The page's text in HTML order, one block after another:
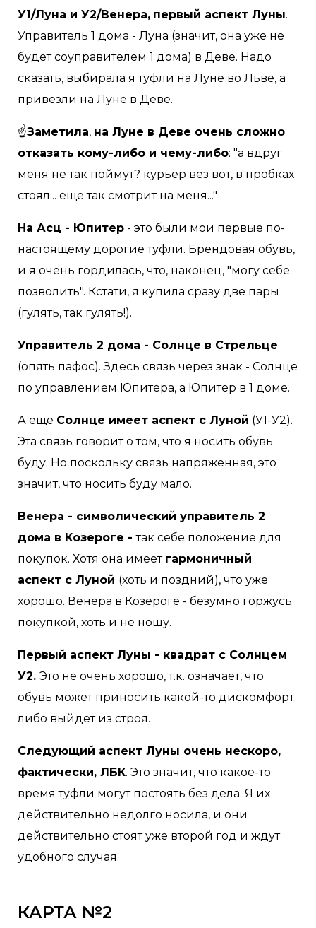
У1/Луна и У2/Венера, первый аспект Луны.
Управитель 1 дома - Луна (значит, она уже не
будет соуправителем 1 дома) в Деве. Надо
сказать, выбирала я туфли на Луне во Льве, а
привезли на Луне в Деве.
☝Заметила, на Луне в Деве очень сложно
отказать кому-либо и чему-либо: "а вдруг
меня не так поймут? курьер вез вот, в пробках
стоял... еще так смотрит на меня..."
На Асц - Юпитер - это были мои первые по-
настоящему дорогие туфли. Брендовая обувь,
и я очень гордилась, что, наконец, "могу себе
позволить". Кстати, я купила сразу две пары
(гулять, так гулять!).
Управитель 2 дома - Солнце в Стрельце
(опять пафос). Здесь связь через знак - Солнце
по управлением Юпитера, а Юпитер в 1 доме.
А еще Солнце имеет аспект с Луной (У1-У2).
Эта связь говорит о том, что я носить обувь
буду. Но поскольку связь напряженная, это
значит, что носить буду мало.
Венера - символический управитель 2
дома в Козероге -так себе положение для
покупок. Хотя она имеет гармоничный
аспект с Луной (хоть и поздний), что уже
хорошо. Венера в Козероге - безумно горжусь
покупкой, хоть и не ношу.
Первый аспект Луны - квадрат с Солнцем
У2. Это не очень хорошо, т.к. означает, что
обувь может приносить какой-то дискомфорт
либо выйдет из строя.
Следующий аспект Луны очень нескоро,
фактически, ЛБК. Это значит, что какое-то
время туфли могут постоять без дела. Я их
действительно недолго носила, и они
действительно стоят уже второй год и ждут
удобного случая.
КАРТА №2